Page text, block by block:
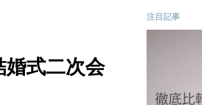
式二次会
注目記事